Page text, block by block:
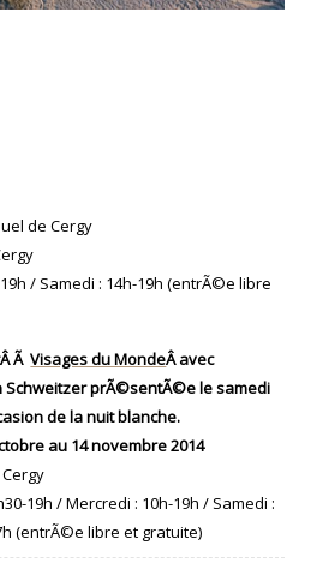
de Cergy
/ Samedi : 14h-19h (entrÃ©e libre
ÃVisages du MondeÂ avec
prÃ©sentÃ©e le samedi
de la nuit blanche.
au 14 novembre 2014
19h / Mercredi : 10h-19h / Samedi :
(entrÃ©e libre et gratuite)